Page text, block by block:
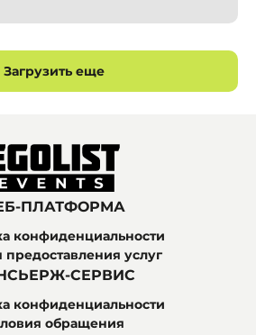
Загрузить еще
ПЛАТФОРМА
конфиденциальности
предоставления услуг
СЕРВИС
конфиденциальности
обращения